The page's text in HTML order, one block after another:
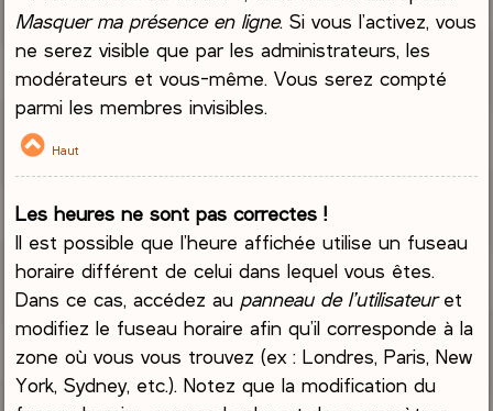
Masquer ma présence en ligne. Si vous l’activez, vous
ne serez visible que par les administrateurs, les
modérateurs et vous-même. Vous serez compté
parmi les membres invisibles.
Haut
Les heures ne sont pas correctes !
Il est possible que l’heure affichée utilise un fuseau
horaire différent de celui dans lequel vous êtes.
Dans ce cas, accédez au panneau de l’utilisateuret
modifiez le fuseau horaire afin qu’il corresponde à la
zone où vous vous trouvez (ex : Londres, Paris, New
York, Sydney, etc.). Notez que la modification du